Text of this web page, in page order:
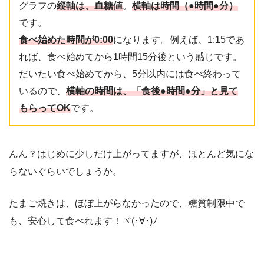
グラフの縦軸は、血糖値。 横軸は時間（●時間●分）
です。
食べ始めた時間が0:00になります。例えば、1:15であ
れば、食べ始めてから1時間15分後という感じです。
だいたい食べ始めてから、5分以内には食べ終わって
いるので、 横軸の時間は、「食後●時間●分」と見て
もらってOKです。
んん？はじめに少しだけ上がってますが、ほとんど気にな
らないぐらいでしょうか。
たまご焼きは、ほぼ上がらなかったので、糖質制限中で
も、安心して食べれます！ヾ(･∀･)ﾉ